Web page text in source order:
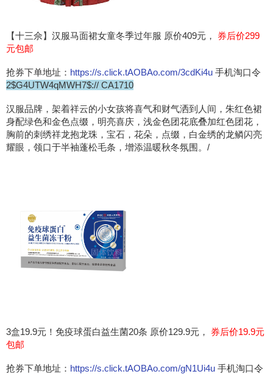
【十三佘】汉服马面裙女童冬季过年服 原价409元， 券后价299
元包邮
抢券下单地址： https://s.click.tAOBAo.com/3cdKi4u 手机淘口令
2$G4UTW4qMWH7$:// CA1710
汉服品牌，架着祥云的小女孩将喜气和财气洒到人间，朱红色裙
身配绿色和金色点缀，明亮喜庆，浅金色团花底叠加红色团花，
胸前的刺绣祥龙抱龙珠，宝石，花朵，点缀，白金绣的龙鳞闪亮
耀眼，领口于半袖蓬松毛条，增添温暖秋冬氛围。/
3盒19.9元！免疫球蛋白益生菌20条 原价129.9元， 券后价19.9元
包邮
抢券下单地址： https://s.click.tAOBAo.com/gN1Ui4u 手机淘口令